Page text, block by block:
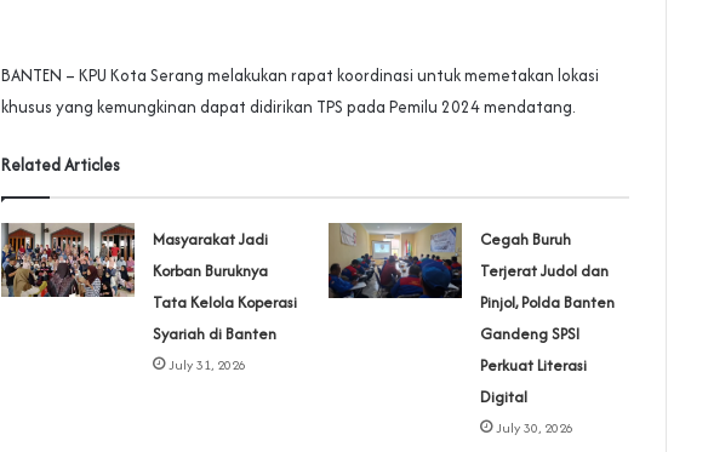
BANTEN – KPU Kota Serang melakukan rapat koordinasi untuk memetakan lokasi
khusus yang kemungkinan dapat didirikan TPS pada Pemilu 2024 mendatang.
Related Articles
‎Masyarakat Jadi
Korban Buruknya
Tata Kelola Koperasi
Syariah di Banten
July 31, 2026
Cegah Buruh
Terjerat Judol dan
Pinjol, Polda Banten
Gandeng SPSI
Perkuat Literasi
Digital
July 30, 2026